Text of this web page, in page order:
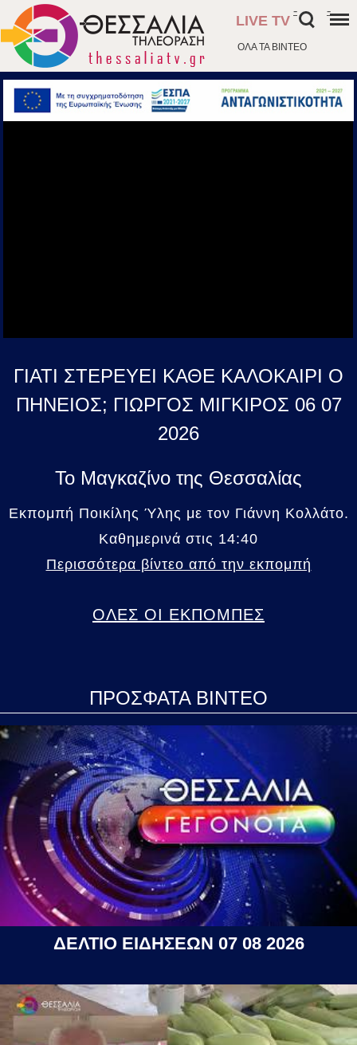
ΟΛΑ ΤΑ ΒΙΝΤΕΟ
LIVE TV
- -
ΓΙΑΤΙ ΣΤΕΡΕΥΕΙ ΚΑΘΕ ΚΑΛΟΚΑΙΡΙ Ο
ΠΗΝΕΙΟΣ; ΓΙΩΡΓΟΣ ΜΙΓΚΙΡΟΣ 06 07
2026
Το Μαγκαζίνο της Θεσσαλίας
Εκπομπή Ποικίλης Ύλης με τον Γιάννη Κολλάτο.
Καθημερινά στις 14:40
Περισσότερα βίντεο από την εκπομπή
ΟΛΕΣ ΟΙ ΕΚΠΟΜΠΕΣ
ΠΡΟΣΦΑΤΑ ΒΙΝΤΕΟ
ΔΕΛΤΙΟ ΕΙΔΗΣΕΩΝ 07 08 2026